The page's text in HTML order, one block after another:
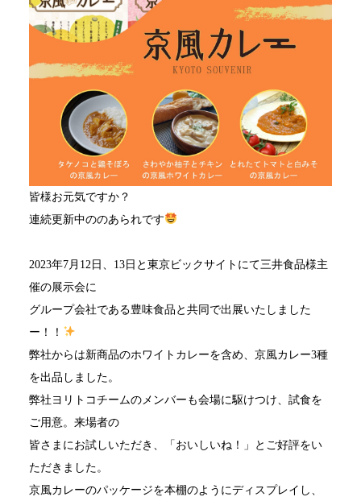
皆様お元気ですか？
連続更新中ののあられです
2023年7月12日、13日と東京ビックサイトにて三井食品様主
催の展示会に
グループ会社である豊味食品と共同で出展いたしました
ー！！
弊社からは新商品のホワイトカレーを含め、京風カレー3種
を出品しました。
弊社ヨリトコチームのメンバーも会場に駆けつけ、試食を
ご用意。来場者の
皆さまにお試しいただき、「おいしいね！」とご好評をい
ただきました。
京風カレーのパッケージを本棚のようにディスプレイし、